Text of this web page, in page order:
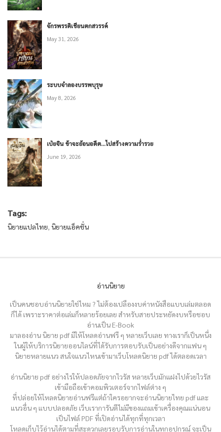
จักรพรรดิเชียนตกสวรรค์
May 31, 2026
ระบบจำลองบรรพบุรุษ
May 8, 2026
เป่ยจิน ข้าจะย้อนอดีต…ไปสร้างความร่ำรวย
June 19, 2026
Tags:
นิยายแปลไทย, นิยายแอ็คชั่น
อ่านนิยาย
เป็นคนชอบอ่านนิยายใช่ไหม ? ไม่ต้องเปลืองงบค่าหนังสือแบบเล่มตลอด
ก็ได้ เพราะราคาต่อเล่มก็หลายร้อยเลย สำหรับสายประหยัดงบหรือชอบ
อ่านเป็น E-Book
มาลองอ่าน นิยาย pdf มีให้โหลดอ่านฟรี ๆ หลายเว็บเลย ทางเราก็เป็นหนึ่ง
ในผู้ให้บริการนิยายออนไลน์ที่ได้รับการตอบรับเป็นอย่างดีจากแฟน ๆ
นิยายหลายแนว สนใจแนวไหนเข้ามาเว็บโหลดนิยาย pdf ได้ตลอดเวลา
อ่านนิยาย pdf อย่างไรให้ปลอดภัยจากไวรัส หลายเว็บมักแฝงไปด้วยไวรัส
เข้ามือถือเข้าคอมพิวเตอร์จากไฟล์ต่าง ๆ
ที่ปล่อยให้โหลดนิยายอ่านฟรีแต่ถ้าใครอยากจะอ่านนิยายไทย pdf และ
แนวอื่น ๆ แบบปลอดภัย เว็บเราการันตีไม่มีของแถมเข้าเครื่องคุณแน่นอน
เป็นไฟล์ PDF ที่เปิดอ่านได้ทุกที่ทุกเวลา
โหลดเก็บไว้อ่านได้ตามที่สะดวกเลยรอบรับการอ่านในทุกอุปกรณ์ จะเป็น